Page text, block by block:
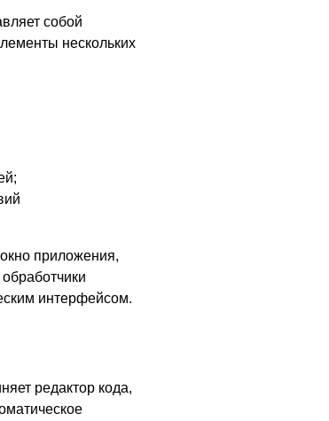
собой
нескольких
приложения,
интерфейсом.
редактор кода,